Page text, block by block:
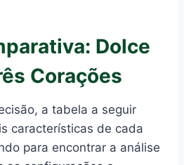
Dolce
Corações
a tabela a seguir
características de cada
para encontrar a análise